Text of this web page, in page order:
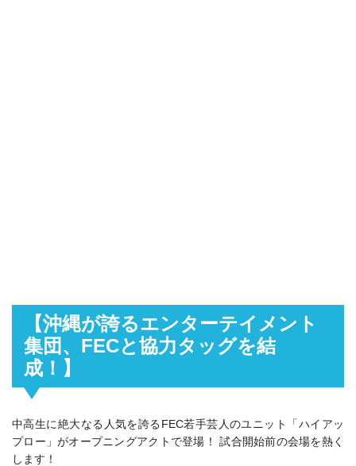
【沖縄が誇るエンターテイメント
集団、FECと協力タッグを結
成！】
中高生に絶大なる人気を誇るFEC若手芸人のユニット「ハイアッ
プロー」がオープニングアクトで登場！ 試合開始前の会場を熱く
します！